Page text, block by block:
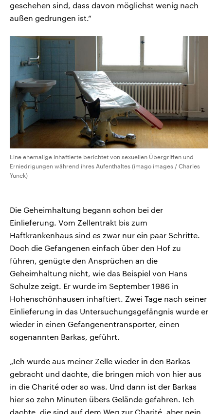
geschehen sind, dass davon möglichst wenig nach
außen gedrungen ist.“
Eine ehemalige Inhaftierte berichtet von sexuellen Übergriffen und
Erniedrigungen während ihres Aufenthaltes (imago images / Charles
Yunck)
Die Geheimhaltung begann schon bei der
Einlieferung. Vom Zellentrakt bis zum
Haftkrankenhaus sind es zwar nur ein paar Schritte.
Doch die Gefangenen einfach über den Hof zu
führen, genügte den Ansprüchen an die
Geheimhaltung nicht, wie das Beispiel von Hans
Schulze zeigt. Er wurde im September 1986 in
Hohenschönhausen inhaftiert. Zwei Tage nach seiner
Einlieferung in das Untersuchungsgefängnis wurde er
wieder in einen Gefangenentransporter, einen
sogenannten Barkas, geführt.
„Ich wurde aus meiner Zelle wieder in den Barkas
gebracht und dachte, die bringen mich von hier aus
in die Charité oder so was. Und dann ist der Barkas
hier so zehn Minuten übers Gelände gefahren. Ich
dachte, die sind auf dem Weg zur Charité, aber nein.